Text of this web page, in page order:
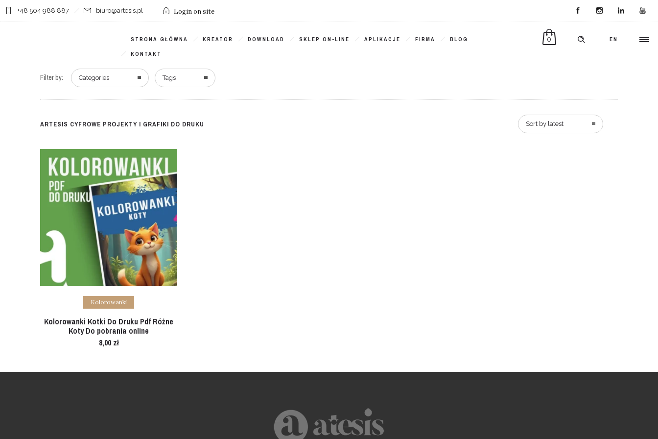
+48 504 988 887 biuro@artesis.pl Login on site
EN
0
STRONA GŁÓWNA KREATOR DOWNLOAD SKLEP ON-LINE APLIKACJE FIRMA BLOG
KONTAKT
Filter by: Categories Tags
ARTESIS CYFROWE PROJEKTY I GRAFIKI DO DRUKU Sort by latest
Add to cart
Kolorowanki
Kolorowanki Kotki Do Druku Pdf Różne
Koty Do pobrania online
8,00 zł